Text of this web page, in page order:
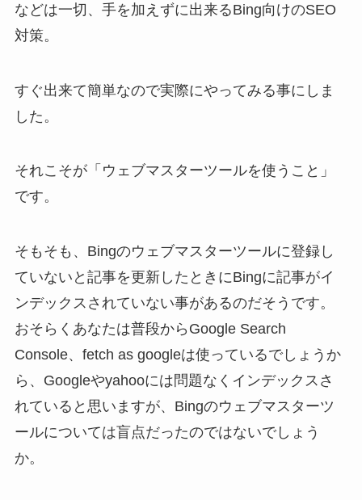
などは一切、手を加えずに出来るBing向けのSEO
対策。
すぐ出来て簡単なので実際にやってみる事にしま
した。
それこそが「ウェブマスターツールを使うこと」
です。
そもそも、Bingのウェブマスターツールに登録し
ていないと記事を更新したときにBingに記事がイ
ンデックスされていない事があるのだそうです。
おそらくあなたは普段からGoogle Search
Console、fetch as googleは使っているでしょうか
ら、Googleやyahooには問題なくインデックスさ
れていると思いますが、Bingのウェブマスターツ
ールについては盲点だったのではないでしょう
か。